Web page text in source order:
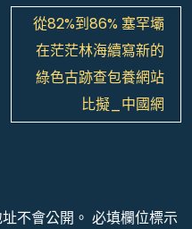
從82%到86% 塞罕壩
在茫茫林海續寫新的
綠色古跡查包養網站
比擬_中國網
不會公開。 必填欄位標示